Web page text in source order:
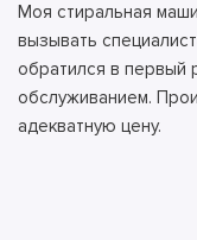
Моя стиральная
вызывать
обратился в первый
обслуживанием.
адекватную цену.